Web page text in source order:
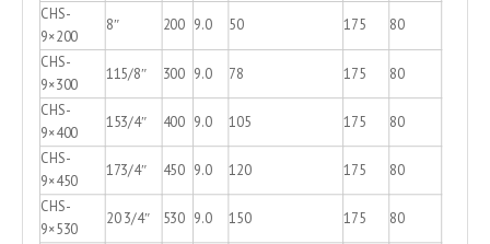
CHS-
9×200
8″ 200 9.0 50 175
80
CHS-
9×300
115/8″ 300 9.0 78 175 80
CHS-
9×400
153/4″ 400 9.0 105 175 80
CHS-
9×450
173/4″ 450 9.0 120 175 80
CHS-
9×530
20 3/4″ 530 9.0 150 175 80